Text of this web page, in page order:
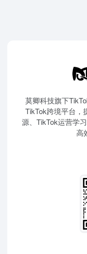
莫卿科技旗下
TikTok跨境平台，
源、TikTok运营学
高